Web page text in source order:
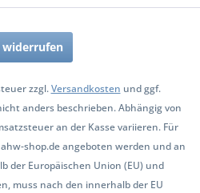
widerrufen
zzgl.Versandkosten und ggf.
anders beschrieben. Abhängig von
an der Kasse variieren. Für
shop.de angeboten werden und an
der Europäischen Union (EU) und
muss nach den innerhalb der EU